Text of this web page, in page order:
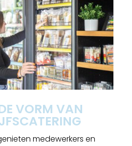
VORM VAN
medewerkers en